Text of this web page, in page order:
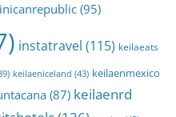
(95)
instatravel (115) keilaeats
keilaeniceland (43) keilaenmexico
(87) keilaenrd